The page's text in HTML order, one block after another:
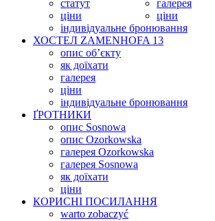
статут
ціни
галерея
ціни
індивідуальне бронювання
ХОСТЕЛ ZAMENHOFA 13
опис об’єкту
як доїхати
галерея
ціни
індивідуальне бронювання
ҐРОТНИКИ
опис Sosnowa
опис Ozorkowska
галерея Ozorkowska
галерея Sosnowa
як доїхати
ціни
КОРИСНІ ПОСИЛАННЯ
warto zobaczyć